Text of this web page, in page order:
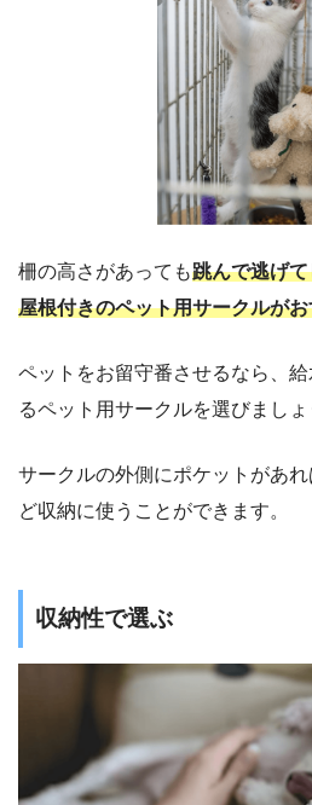
柵の高さがあっても跳んで逃げ
屋根付きのペット用サークルが
ペットをお留守番させるなら、
るペット用サークルを選びましょ
サークルの外側にポケットがあ
ど収納に使うことができます。
収納性で選ぶ